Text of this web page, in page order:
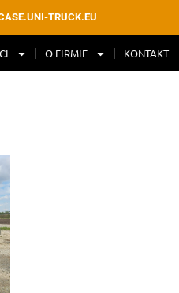
TRUCK.EU
O FIRMIE KONTAKT